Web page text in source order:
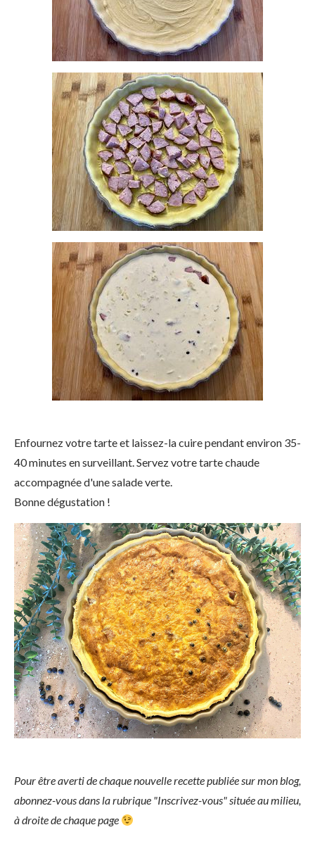
Enfournez votre tarte et laissez-la cuire pendant environ 35-
40 minutes en surveillant. Servez votre tarte chaude
accompagnée d'une salade verte.
Bonne dégustation !
Pour être averti de chaque nouvelle recette publiée sur mon blog,
abonnez-vous dans la rubrique "Inscrivez-vous" située au milieu,
à droite de chaque page